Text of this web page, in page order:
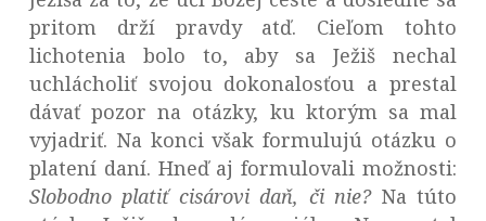
pritom drží pravdy atď. Cieľom tohto
lichotenia bolo to, aby sa Ježiš nechal
uchlácholiť svojou dokonalosťou a prestal
dávať pozor na otázky, ku ktorým sa mal
vyjadriť. Na konci však formulujú otázku o
platení daní. Hneď aj formulovali možnosti:
Slobodno platiť cisárovi daň, či nie? Na túto